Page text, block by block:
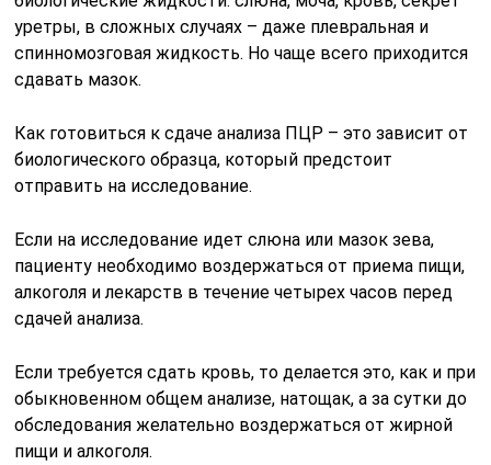
уретры, в сложных случаях – даже плевральная и
спинномозговая жидкость. Но чаще всего приходится
сдавать мазок.
Как готовиться к сдаче анализа ПЦР – это зависит от
биологического образца, который предстоит
отправить на исследование.
Если на исследование идет слюна или мазок зева,
пациенту необходимо воздержаться от приема пищи,
алкоголя и лекарств в течение четырех часов перед
сдачей анализа.
Если требуется сдать кровь, то делается это, как и при
обыкновенном общем анализе, натощак, а за сутки до
обследования желательно воздержаться от жирной
пищи и алкоголя.